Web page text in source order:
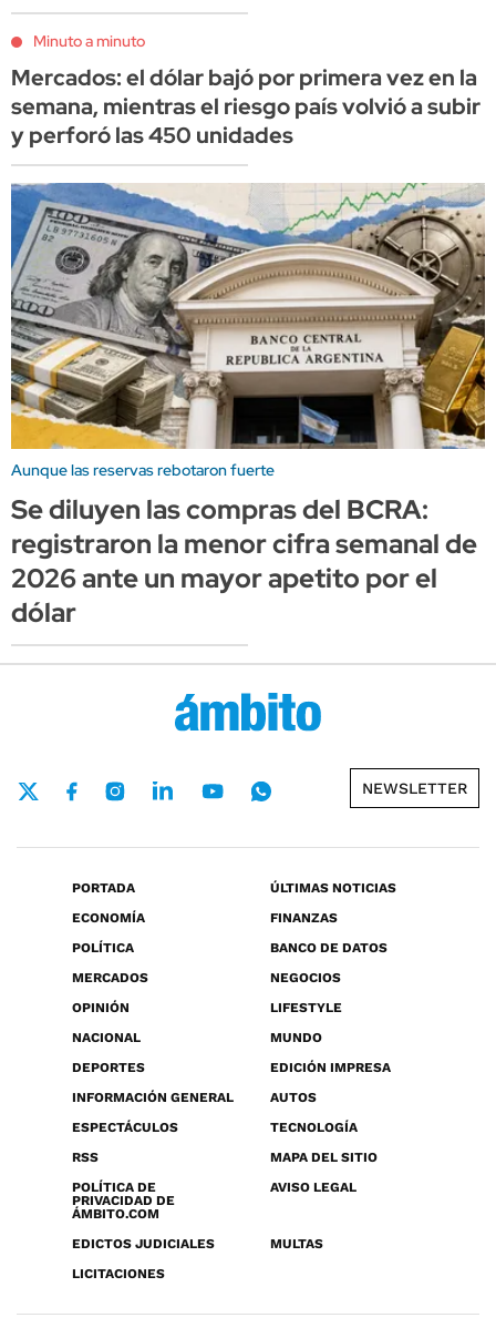
Minuto a minuto
Mercados: el dólar bajó por primera vez en la
semana, mientras el riesgo país volvió a subir
y perforó las 450 unidades
Aunque las reservas rebotaron fuerte
Se diluyen las compras del BCRA:
registraron la menor cifra semanal de
2026 ante un mayor apetito por el
dólar
NEWSLETTER
PORTADA
ÚLTIMAS NOTICIAS
ECONOMÍA
FINANZAS
POLÍTICA
BANCO DE DATOS
MERCADOS
NEGOCIOS
OPINIÓN
LIFESTYLE
NACIONAL
MUNDO
DEPORTES
EDICIÓN IMPRESA
INFORMACIÓN GENERAL
AUTOS
ESPECTÁCULOS
TECNOLOGÍA
RSS
MAPA DEL SITIO
POLÍTICA DE
PRIVACIDAD DE
ÁMBITO.COM
AVISO LEGAL
EDICTOS JUDICIALES
MULTAS
LICITACIONES